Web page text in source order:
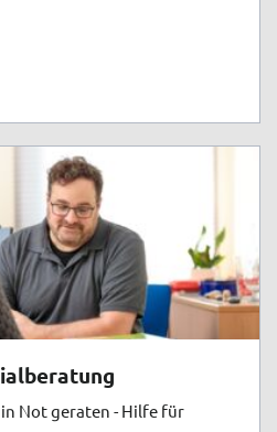
in der Regel nicht auf ein
Netzwerk zur
Not geraten - Hilfe für